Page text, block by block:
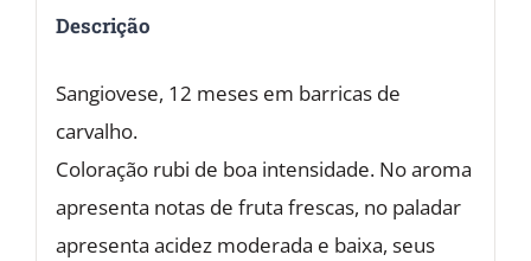
Descrição
Sangiovese, 12 meses em barricas de
carvalho.
Coloração rubi de boa intensidade. No aroma
apresenta notas de fruta frescas, no paladar
apresenta acidez moderada e baixa, seus